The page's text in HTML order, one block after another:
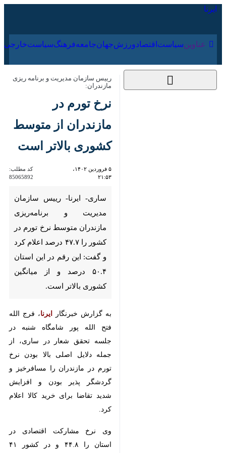
عناوین‌ سیاست ورزش جهان جامعه
رییس سازمان مدیریت و برنامه ریزی
مازندران:
نرخ تورم در مازندران
از متوسط کشوری
بالاتر است
۲۱:۵۳
ساری- ایرنا- رییس سازمان
مدیریت و برنامه‌ریزی مازندران
متوسط نرخ تورم در کشور را
۴۷.۷ درصد اعلام کرد و گفت:
این رقم در این استان ۵۰.۴
درصد و از میانگین کشوری بالاتر
است.
به گزارش خبرنگارایرنا
، فرج الله
فتح الله پور شامگاه شنبه در جلسه
تحقق شعار در ساری، از جمله دلایل
اصلی بالا بودن نرخ تورم در مازندران
را مسافرخیز و گردشگر پذیر بودن و
افزایش شدید تقاضا برای خرید کالا
اعلام کرد.
وی نرخ مشارکت اقتصادی در استان
را ۴۴.۸ و در کشور ۴۱ درصد اعلام
کرد و افزود: در حالی که نرخ بیکاری